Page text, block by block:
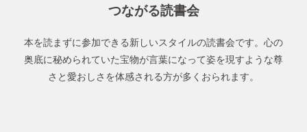
つながる読書会
本を読まずに参加できる新しいスタイルの読書会です。心の
奥底に秘められていた宝物が言葉になって姿を現すような尊
さと愛おしさを体感される方が多くおられます。